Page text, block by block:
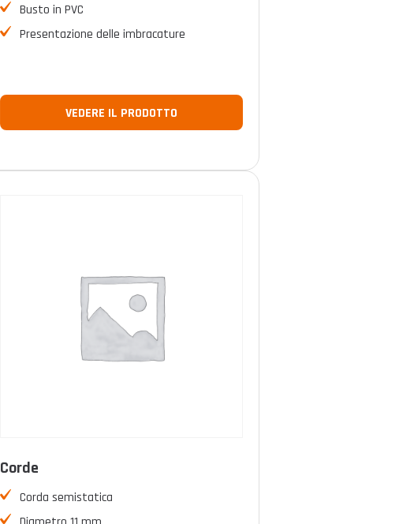
Busto in PVC
Presentazione delle imbracature
VEDERE IL PRODOTTO
Corde
Corda semistatica